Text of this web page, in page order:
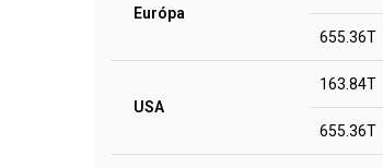
Európa
655.36T
USA
163.84T
655.36T